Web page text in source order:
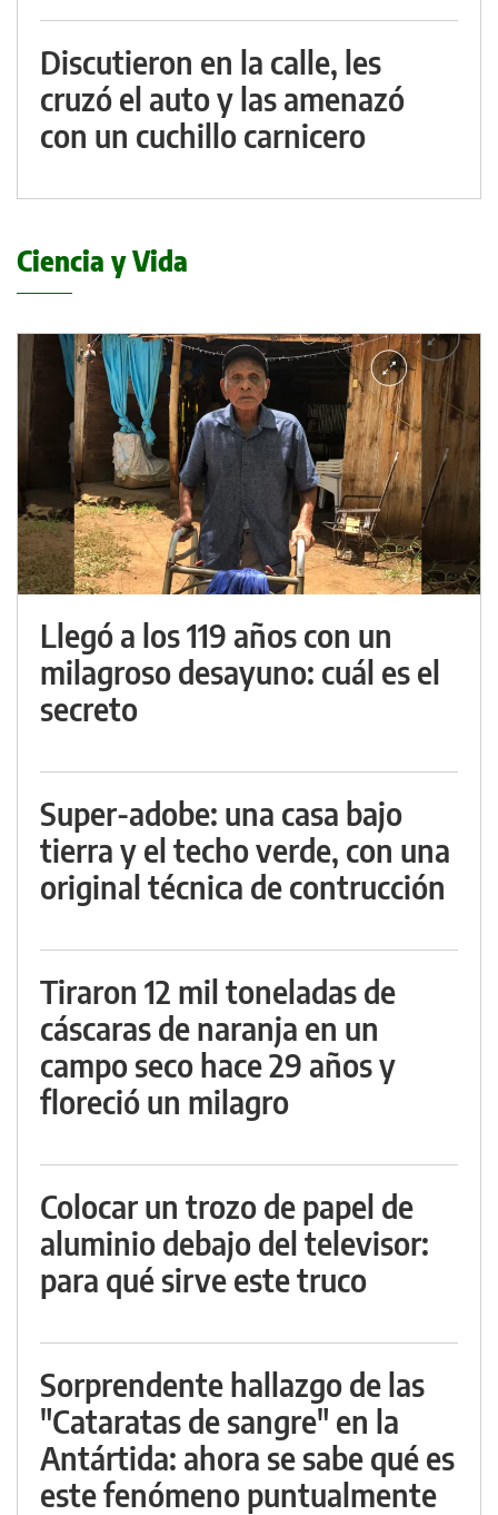
Discutieron en la calle, les
cruzó el auto y las amenazó
con un cuchillo carnicero
Ciencia y Vida
Llegó a los 119 años con un
milagroso desayuno: cuál es el
secreto
Super-adobe: una casa bajo
tierra y el techo verde, con una
original técnica de contrucción
Tiraron 12 mil toneladas de
cáscaras de naranja en un
campo seco hace 29 años y
floreció un milagro
Colocar un trozo de papel de
aluminio debajo del televisor:
para qué sirve este truco
Sorprendente hallazgo de las
"Cataratas de sangre" en la
Antártida: ahora se sabe qué es
este fenómeno puntualmente